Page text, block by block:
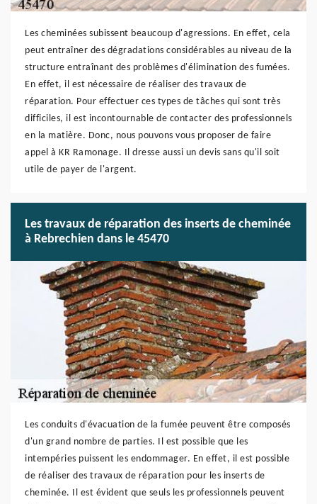
Les cheminées subissent beaucoup d'agressions. En effet, cela
peut entraîner des dégradations considérables au niveau de la
structure entraînant des problèmes d'élimination des fumées.
En effet, il est nécessaire de réaliser des travaux de
réparation. Pour effectuer ces types de tâches qui sont très
difficiles, il est incontournable de contacter des professionnels
en la matière. Donc, nous pouvons vous proposer de faire
appel à KR Ramonage. Il dresse aussi un devis sans qu'il soit
utile de payer de l'argent.
Les travaux de réparation des inserts de cheminée
à Rebrechien dans le 45470
Les conduits d'évacuation de la fumée peuvent être composés
d'un grand nombre de parties. Il est possible que les
intempéries puissent les endommager. En effet, il est possible
de réaliser des travaux de réparation pour les inserts de
cheminée. Il est évident que seuls les professionnels peuvent